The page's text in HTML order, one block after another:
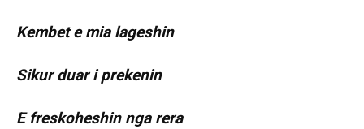
Kembet e mia lageshin
Sikur duar i prekenin
E freskoheshin nga rera